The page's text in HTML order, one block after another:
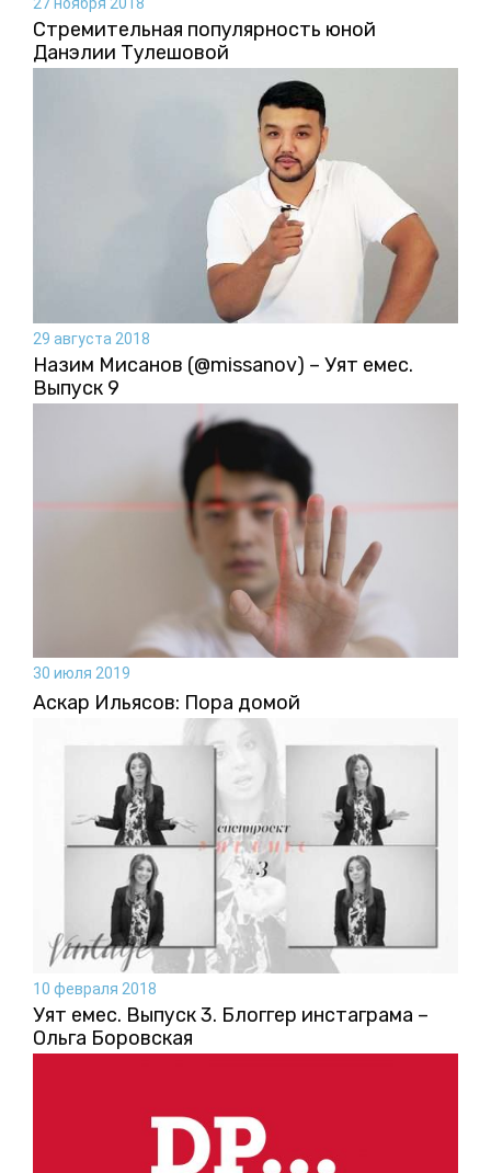
Стремительная популярность юной
Данэлии Тулешовой
29 августа 2018
Назим Мисанов (@missanov) – Уят емес.
Выпуск 9
30 июля 2019
Аскар Ильясов: Пора домой
10 февраля 2018
Уят емес. Выпуск 3. Блоггер инстаграма –
Ольга Боровская